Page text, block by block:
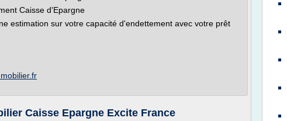
Caisse d'Epargne
estimation sur votre capacité d'endettement avec votre prêt
Caisse Epargne Excite France